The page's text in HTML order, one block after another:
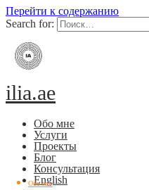
Перейти к содержанию
Search for:
ilia.ae
Обо мне
Услуги
Проекты
Блог
Консультация
English
Обо мне